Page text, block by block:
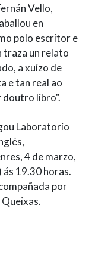
Vello,
en
polo escritor e
traza un relato
a xuízo de
e tan real ao
doutro libro".
Laboratorio
4 de marzo,
19.30 horas.
por